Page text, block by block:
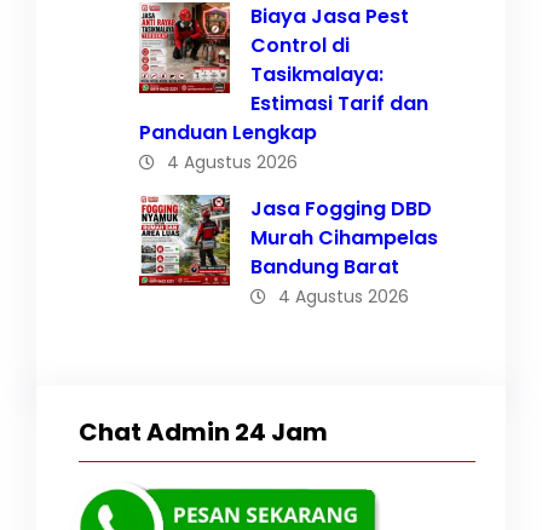
Biaya Jasa Pest
Control di
Tasikmalaya:
Estimasi Tarif dan
Panduan Lengkap
4 Agustus 2026
Jasa Fogging DBD
Murah Cihampelas
Bandung Barat
4 Agustus 2026
Chat Admin 24 Jam